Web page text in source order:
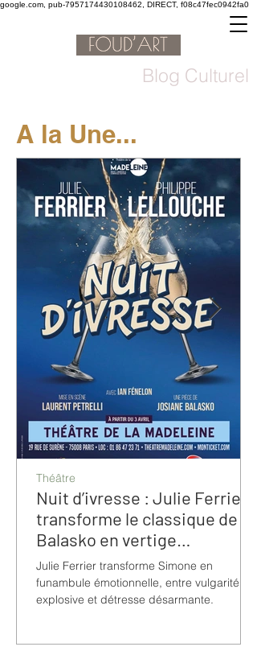
google.com, pub-7957174430108462, DIRECT, f08c47fec0942fa0
Blog Culturel
A la Une...
Nuit d’ivresse : Julie Ferrier
transforme le classique de
Balasko en vertige
bouleversant
Julie Ferrier transforme Simone en
funambule émotionnelle, entre vulgarité
explosive et détresse désarmante.
Théâtre